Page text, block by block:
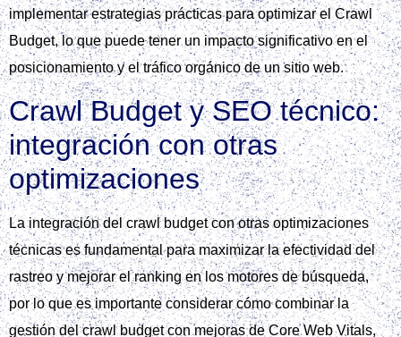
implementar estrategias prácticas para optimizar el Crawl
Budget, lo que puede tener un impacto significativo en el
posicionamiento y el tráfico orgánico de un sitio web.
Crawl Budget y SEO técnico:
integración con otras
optimizaciones
La integración del crawl budget con otras optimizaciones
técnicas es fundamental para maximizar la efectividad del
rastreo y mejorar el ranking en los motores de búsqueda,
por lo que es importante considerar cómo combinar la
gestión del crawl budget con mejoras de Core Web Vitals,